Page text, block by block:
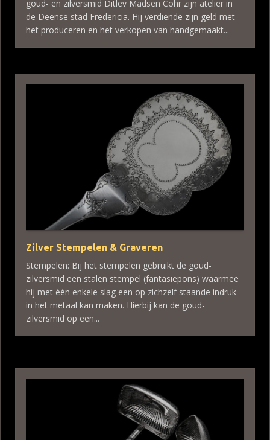
goud- en zilversmid Ditlev Madsen Cohr zijn atelier in
de Deense stad Fredericia. Hij verdiende zijn geld met
het produceren en het verkopen van handgemaakt...
Zilver Stempelen & Graveren
Stempelen: Bij het stempelen gebruikt de goud-
zilversmid een stalen stempel (fantasiepons) waarmee
hij met één enkele slag een op zichzelf staande indruk
in het metaal kan maken. Hierbij kan de goud-
zilversmid op een...